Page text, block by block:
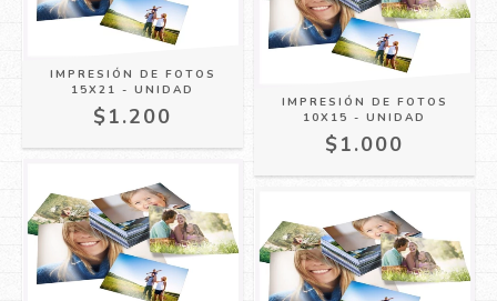
IMPRESIÓN DE FOTOS
15X21 - UNIDAD
$1.200
IMPRESIÓN DE FOTOS
10X15 - UNIDAD
$1.000